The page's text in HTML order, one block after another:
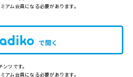
ム会員になる必要があります。
で開く
ツです。
ム会員になる必要があります。